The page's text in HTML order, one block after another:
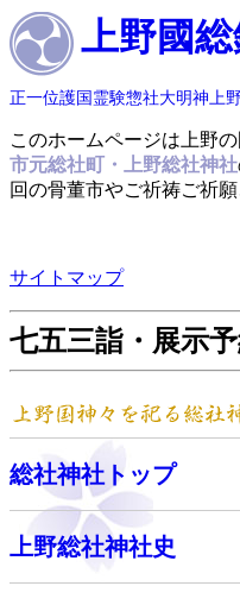
上野國
正一位護国霊験惣社大明神上
このホームページは上野
市元総社町・上野総社神社
回の骨董市やご祈祷ご祈
サイトマップ
七五三詣・展示
総社神社トップ
上野総社神社史